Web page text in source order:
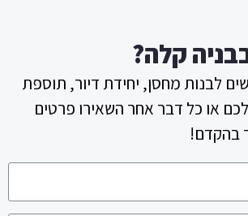
קלה?
לבנות מחסן, יחידת דיור, תוספת
או כל דבר אחר השאירו פרטים
בהקדם!